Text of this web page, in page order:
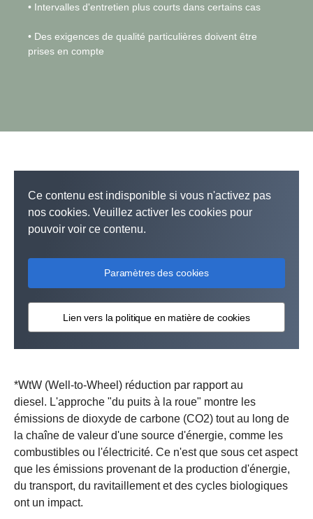
• Intervalles d'entretien plus courts dans certains cas
• Des exigences de qualité particulières doivent être
prises en compte
Ce contenu est indisponible si vous n'activez pas
nos cookies. Veuillez activer les cookies pour
pouvoir voir ce contenu.
Paramètres des cookies
Lien vers la politique en matière de cookies
*WtW (Well-to-Wheel) réduction par rapport au
diesel. L'approche "du puits à la roue" montre les
émissions de dioxyde de carbone (CO2) tout au long de
la chaîne de valeur d'une source d'énergie, comme les
combustibles ou l'électricité. Ce n'est que sous cet aspect
que les émissions provenant de la production d'énergie,
du transport, du ravitaillement et des cycles biologiques
ont un impact.